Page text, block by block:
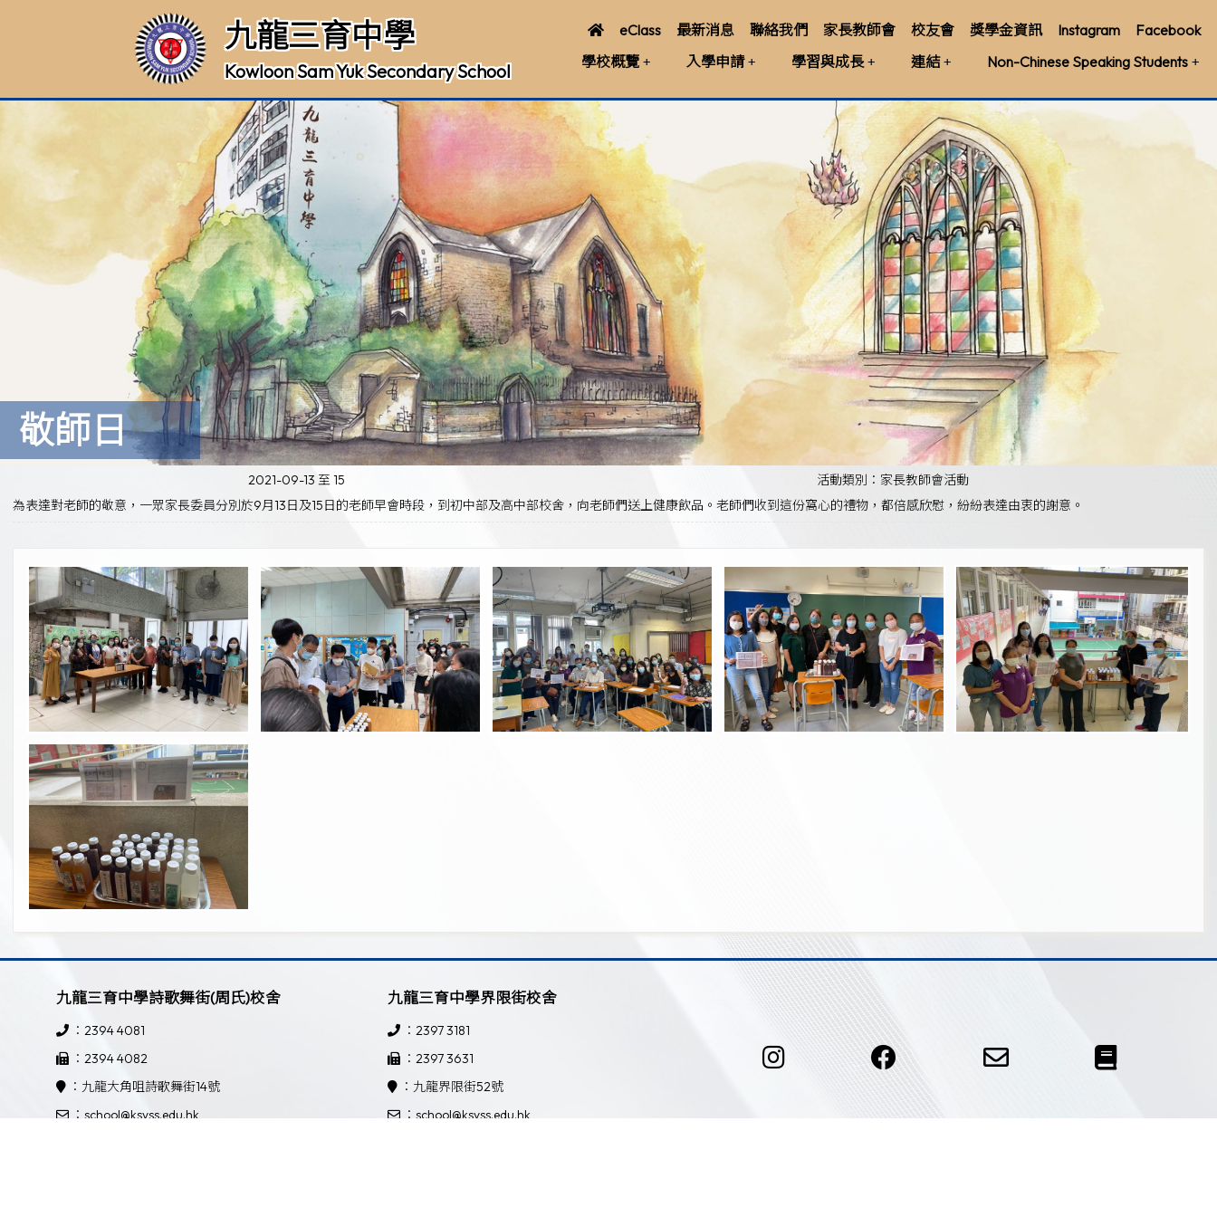
九龍三育中學
Kowloon Sam Yuk Secondary School
eClass 最新消息 聯絡我們 家長教師會 校友會 獎學金資訊 Instagram
Facebook
學校概覽
入學申請 學習與成長 連結 Non-Chinese Speaking Students
敬師日
2021-09-13 至 15
活動類別：家長教師會活動
為表達對老師的敬意，一眾家長委員分別於9月13日及15日的老師早會時段，到初中部及高中部校舍，向老師們送上健康飲品。老師們收到這份窩心的禮物，都倍感欣慰，紛紛表達由衷的謝意。
九龍三育中學詩歌舞街(周氏)校舍
：2394 4081
：2394 4082
：九龍大角咀詩歌舞街14號
：school@ksyss.edu.hk
九龍三育中學界限街校舍
：2397 3181
：2397 3631
：九龍界限街52號
：school@ksyss.edu.hk